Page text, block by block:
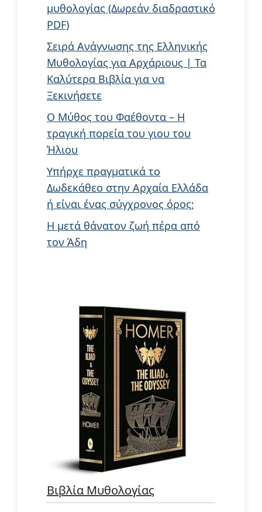
μυθολογίας (Δωρεάν διαδραστικό
PDF)
Σειρά Ανάγνωσης της Ελληνικής
Μυθολογίας για Αρχάριους | Τα
Καλύτερα Βιβλία για να
Ξεκινήσετε
Ο Μύθος του Φαέθοντα – Η
τραγική πορεία του γιου του
Ήλιου
Υπήρχε πραγματικά το
Δωδεκάθεο στην Αρχαία Ελλάδα
ή είναι ένας σύγχρονος όρος;
Η μετά θάνατον ζωή πέρα από
τον Άδη
Βιβλία Μυθολογίας